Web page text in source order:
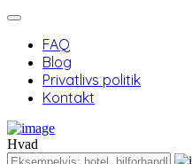
FAQ
Blog
Privatlivs politik
Kontakt
Hvad